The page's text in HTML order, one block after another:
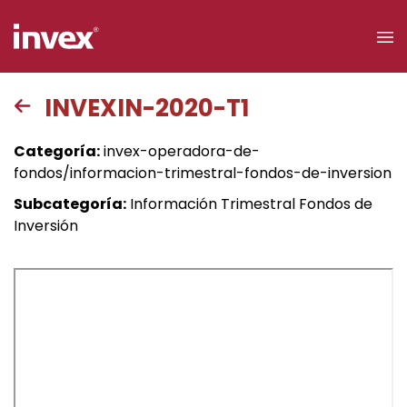
Acceso a
clientes
Buscar
INVEXIN-2020-T1
Categoría:invex-operadora-de-
fondos/informacion-trimestral-fondos-de-inversion
Subcategoría: Información Trimestral Fondos de
Inversión